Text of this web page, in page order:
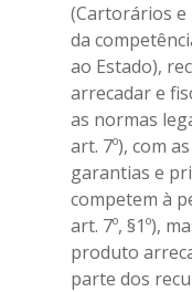
(Cartorários
da
ao Estado),
arrecadar e
as normas
art. 7º), com as
garantias e
competem à
art. 7º, §1º),
produto
parte dos